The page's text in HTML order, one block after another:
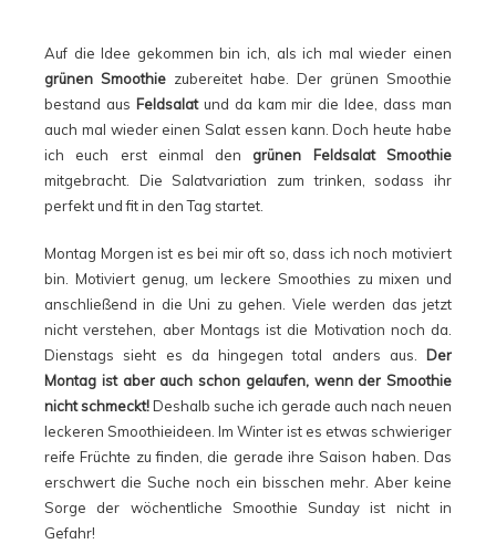
Auf die Idee gekommen bin ich, als ich mal wieder einen
grünen Smoothie zubereitet habe. Der grünen Smoothie
bestand aus Feldsalatund da kam mir die Idee, dass man
auch mal wieder einen Salat essen kann. Doch heute habe
ich euch erst einmal den grünen Feldsalat Smoothie
mitgebracht. Die Salatvariation zum trinken, sodass ihr
perfekt und fit in den Tag startet.
Montag Morgen ist es bei mir oft so, dass ich noch motiviert
bin. Motiviert genug, um leckere Smoothies zu mixen und
anschließend in die Uni zu gehen. Viele werden das jetzt
nicht verstehen, aber Montags ist die Motivation noch da.
Dienstags sieht es da hingegen total anders aus. Der
Montag ist aber auch schon gelaufen, wenn der Smoothie
nicht schmeckt!Deshalb suche ich gerade auch nach neuen
leckeren Smoothieideen. Im Winter ist es etwas schwieriger
reife Früchte zu finden, die gerade ihre Saison haben. Das
erschwert die Suche noch ein bisschen mehr. Aber keine
Sorge der wöchentliche Smoothie Sunday ist nicht in
Gefahr!